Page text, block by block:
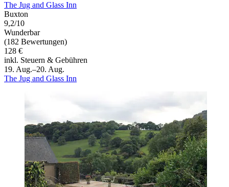
The Jug and Glass Inn
Buxton
9,2/10
Wunderbar
(182 Bewertungen)
128 €
inkl. Steuern & Gebühren
19. Aug.–20. Aug.
The Jug and Glass Inn